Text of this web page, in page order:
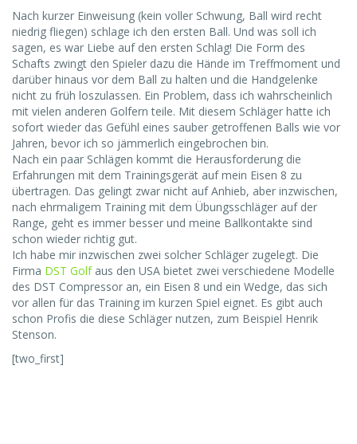
Nach kurzer Einweisung (kein voller Schwung, Ball wird recht
niedrig fliegen) schlage ich den ersten Ball. Und was soll ich
sagen, es war Liebe auf den ersten Schlag! Die Form des
Schafts zwingt den Spieler dazu die Hände im Treffmoment und
darüber hinaus vor dem Ball zu halten und die Handgelenke
nicht zu früh loszulassen. Ein Problem, dass ich wahrscheinlich
mit vielen anderen Golfern teile. Mit diesem Schläger hatte ich
sofort wieder das Gefühl eines sauber getroffenen Balls wie vor
Jahren, bevor ich so jämmerlich eingebrochen bin.
Nach ein paar Schlägen kommt die Herausforderung die
Erfahrungen mit dem Trainingsgerät auf mein Eisen 8 zu
übertragen. Das gelingt zwar nicht auf Anhieb, aber inzwischen,
nach ehrmaligem Training mit dem Übungsschläger auf der
Range, geht es immer besser und meine Ballkontakte sind
schon wieder richtig gut.
Ich habe mir inzwischen zwei solcher Schläger zugelegt. Die
Firma DST Golfaus den USA bietet zwei verschiedene Modelle
des DST Compressor an, ein Eisen 8 und ein Wedge, das sich
vor allen für das Training im kurzen Spiel eignet. Es gibt auch
schon Profis die diese Schläger nutzen, zum Beispiel Henrik
Stenson.
[two_first]